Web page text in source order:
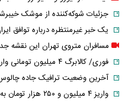
جزئیات شوکه‌کننده از موشک
یک خبر غیرمنتظره درباره توافق
مسافران متروی تهران این نقشه
فوری/ کالابرگ ۴ میلیون تومانی واریز شد
آخرین وضعیت ترافیک جاده
واریز ۴ میلیون و ۲۵۰ هزار تومان به حساب کارمندان